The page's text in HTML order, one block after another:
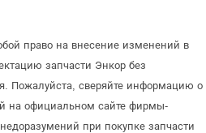
право на внесение изменений в
запчасти Энкор без
Пожалуйста, сверяйте информацию о
на официальном сайте фирмы-
при покупке запчасти